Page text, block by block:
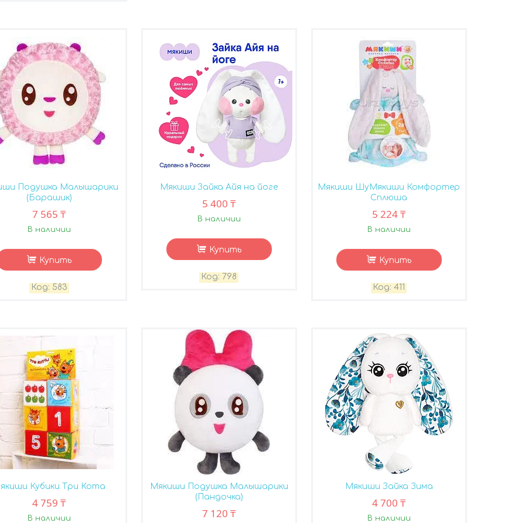
Подушка Малышарики
(Барашик)
7 565 ₸
В наличии
Купить
583
Мякиши Зайка Айя на йоге
5 400 ₸
В наличии
Купить
798
Мякиши ШуМякиши Комфортер
Сплюша
5 224 ₸
В наличии
Купить
411
Кубики Три Кота
4 759 ₸
В наличии
Мякиши Подушка Малышарики
(Пандочка)
7 120 ₸
Мякиши Зайка Зима
4 700 ₸
В наличии